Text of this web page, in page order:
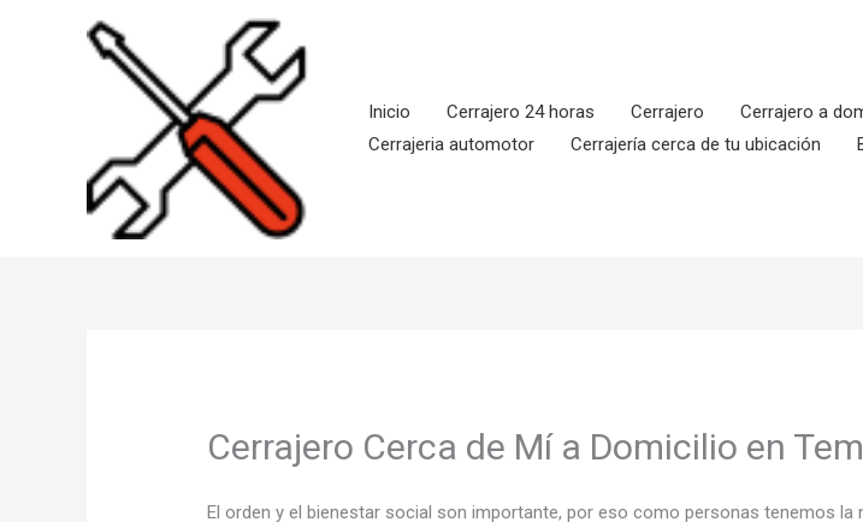
Inicio
Cerrajero 24 horas Cerrajero Cerrajero a
Cerrajeria automotor
Cerrajería cerca de tu ubicación
Cerrajero Cerca de Mí a Domicilio en
El orden y el bienestar social son importante, por eso como personas tenemos